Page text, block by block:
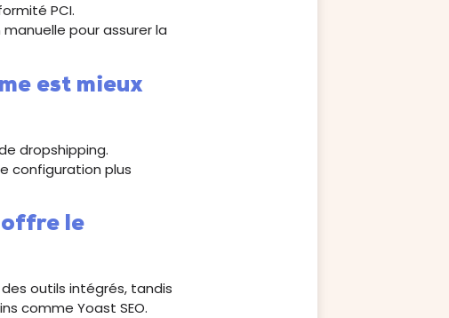
PCI.
pour assurer la
est mieux
dropshipping.
configuration plus
offre le
outils intégrés, tandis
comme Yoast SEO.